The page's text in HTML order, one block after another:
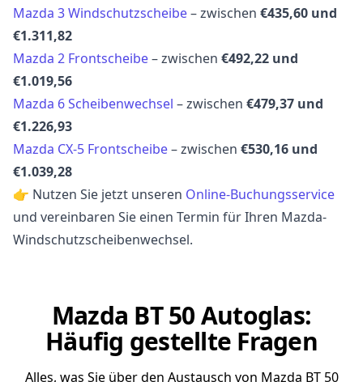
Mazda 3 Windschutzscheibe– zwischen €435,60 und
€1.311,82
Mazda 2 Frontscheibe– zwischen €492,22 und
€1.019,56
Mazda 6 Scheibenwechsel – zwischen €479,37 und
€1.226,93
Mazda CX-5 Frontscheibe– zwischen €530,16 und
€1.039,28
👉 Nutzen Sie jetzt unseren Online-Buchungsservice
und vereinbaren Sie einen Termin für Ihren Mazda-
Windschutzscheibenwechsel.
Mazda BT 50 Autoglas:
Häufig gestellte Fragen
Alles, was Sie über den Austausch von Mazda BT 50